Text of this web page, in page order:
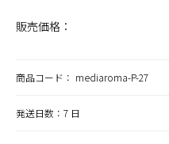
販売価格：
商品コード： mediaroma-P-27
発送日数：7 日